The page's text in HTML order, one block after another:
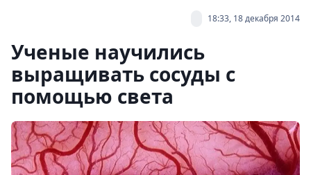
18:33, 18 декабря 2014
Ученые научились
выращивать сосуды с
помощью света